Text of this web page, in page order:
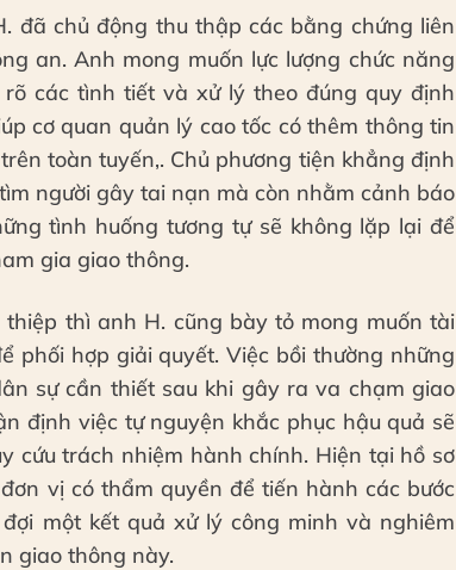
đã chủ động thu thập các bằng chứng liên
an. Anh mong muốn lực lượng chức năng
các tình tiết và xử lý theo đúng quy định
cơ quan quản lý cao tốc có thêm thông tin
toàn tuyến,. Chủ phương tiện khẳng định
người gây tai nạn mà còn nhằm cảnh báo
tình huống tương tự sẽ không lặp lại để
gia giao thông.
thì anh H. cũng bày tỏ mong muốn tài
phối hợp giải quyết. Việc bồi thường những
sự cần thiết sau khi gây ra va chạm giao
định việc tự nguyện khắc phục hậu quả sẽ
cứu trách nhiệm hành chính. Hiện tại hồ sơ
vị có thẩm quyền để tiến hành các bước
một kết quả xử lý công minh và nghiêm
giao thông này.